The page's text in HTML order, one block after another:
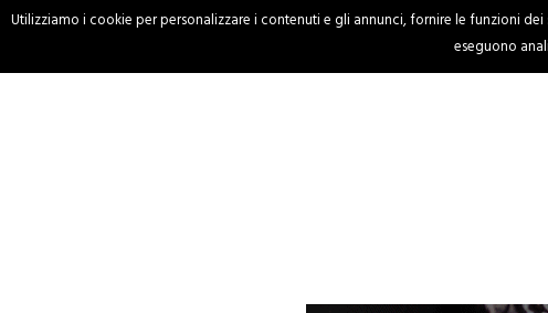
HOME CRONACA
Utilizziamo i cookie per personalizzare i contenuti e gli annunci, fornire le funzioni
eseguono